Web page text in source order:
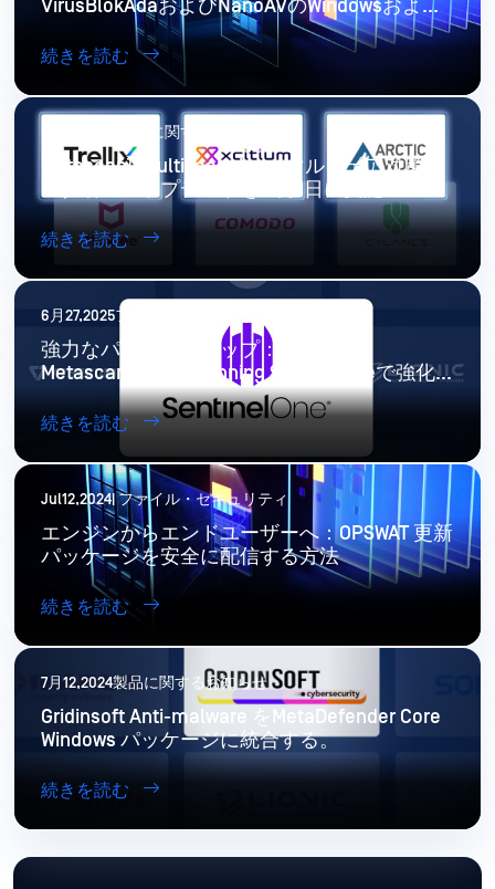
VirusBlokAdaおよびNanoAVのWindowsおよび
Linuxサポート終了のお知らせ
続きを読む
9月30,2025製品に関するお知らせ
Metascan™Multiscanning：マルウェア対策ベ
ンダ名のアップデートを10月1日に実施
続きを読む
6月27,2025ファイル・セキュリティ
強力なパートナーシップ：
Metascan™Multiscanning SentinelOneで強化
されました。
続きを読む
Jul12,2024| ファイル・セキュリティ
エンジンからエンドユーザーへ：OPSWAT 更新
パッケージを安全に配信する方法
続きを読む
7月12,2024製品に関するお知らせ
Gridinsoft Anti-malware をMetaDefender Core
Windows パッケージに統合する。
続きを読む